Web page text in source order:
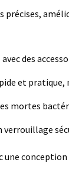
des
et
mortes